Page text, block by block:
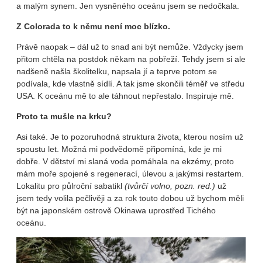
a malým synem. Jen vysněného oceánu jsem se nedočkala.
Z Colorada to k němu není moc blízko.
Právě naopak – dál už to snad ani být nemůže. Vždycky jsem
přitom chtěla na postdok někam na pobřeží. Tehdy jsem si ale
nadšeně našla školitelku, napsala jí a teprve potom se
podívala, kde vlastně sídlí. A tak jsme skončili téměř ve středu
USA. K oceánu mě to ale táhnout nepřestalo. Inspiruje mě.
Proto ta mušle na krku?
Asi také. Je to pozoruhodná struktura života, kterou nosím už
spoustu let. Možná mi podvědomě připomíná, kde je mi
dobře. V dětství mi slaná voda pomáhala na ekzémy, proto
mám moře spojené s regenerací, úlevou a jakýmsi restartem.
Lokalitu pro půlroční sabatikl (tvůrčí volno, pozn. red.) už
jsem tedy volila pečlivěji a za rok touto dobou už bychom měli
být na japonském ostrově Okinawa uprostřed Tichého
oceánu.